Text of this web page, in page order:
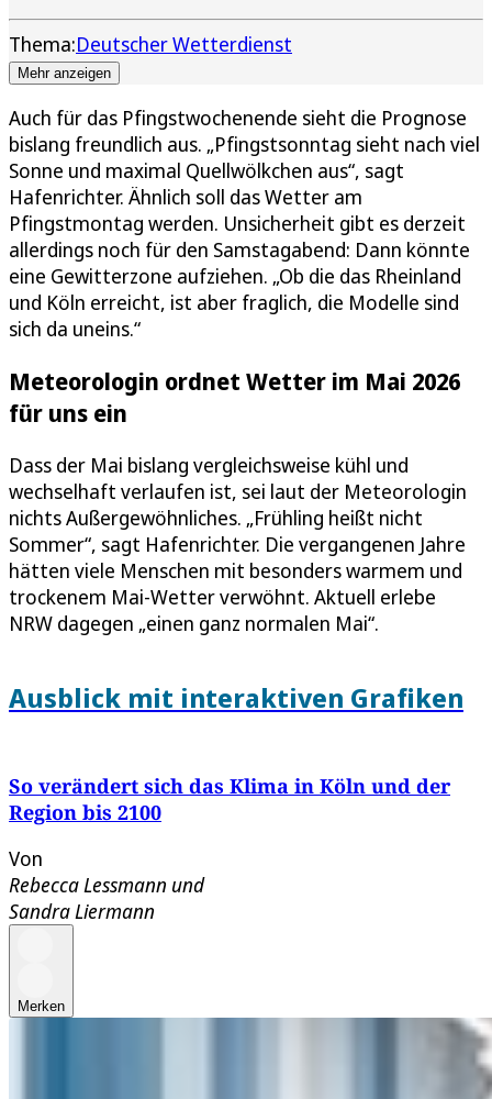
Thema:Deutscher Wetterdienst
Mehr anzeigen
Auch für das Pfingstwochenende sieht die Prognose
bislang freundlich aus. „Pfingstsonntag sieht nach viel
Sonne und maximal Quellwölkchen aus“, sagt
Hafenrichter. Ähnlich soll das Wetter am
Pfingstmontag werden. Unsicherheit gibt es derzeit
allerdings noch für den Samstagabend: Dann könnte
eine Gewitterzone aufziehen. „Ob die das Rheinland
und Köln erreicht, ist aber fraglich, die Modelle sind
sich da uneins.“
Meteorologin ordnet Wetter im Mai 2026
für uns ein
Dass der Mai bislang vergleichsweise kühl und
wechselhaft verlaufen ist, sei laut der Meteorologin
nichts Außergewöhnliches. „Frühling heißt nicht
Sommer“, sagt Hafenrichter. Die vergangenen Jahre
hätten viele Menschen mit besonders warmem und
trockenem Mai-Wetter verwöhnt. Aktuell erlebe
NRW dagegen „einen ganz normalen Mai“.
Ausblick mit interaktiven Grafiken
So verändert sich das Klima in Köln und der
Region bis 2100
Von
Rebecca Lessmann und
Sandra Liermann
Merken